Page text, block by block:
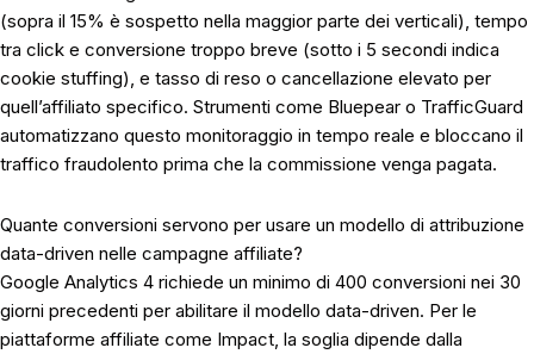
(sopra il 15% è sospetto nella maggior parte dei verticali), tempo
tra click e conversione troppo breve (sotto i 5 secondi indica
cookie stuffing), e tasso di reso o cancellazione elevato per
quell’affiliato specifico. Strumenti come Bluepear o TrafficGuard
automatizzano questo monitoraggio in tempo reale e bloccano il
traffico fraudolento prima che la commissione venga pagata.
Quante conversioni servono per usare un modello di attribuzione
data-driven nelle campagne affiliate?
Google Analytics 4 richiede un minimo di 400 conversioni nei 30
giorni precedenti per abilitare il modello data-driven. Per le
piattaforme affiliate come Impact, la soglia dipende dalla